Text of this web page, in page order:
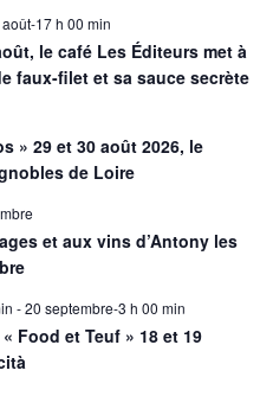
17 h 00 min
le café Les Éditeurs met à
faux-filet et sa sauce secrète
» 29 et 30 août 2026, le
de Loire
et aux vins d’Antony les
-20 septembre-3 h 00 min
Food et Teuf » 18 et 19